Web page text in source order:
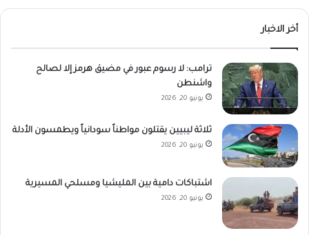
أخر الاخبار
ترامب: لا رسوم عبور في مضيق هرمز إلا لصالح
واشنطن
يونيو 20, 2026
ثلاثة ليبيين يقتلون مواطناً سودانياً ويطمسون الأدلة
يونيو 20, 2026
اشتباكات دامية بين المليشيا ومسلحي المسيرية
يونيو 20, 2026